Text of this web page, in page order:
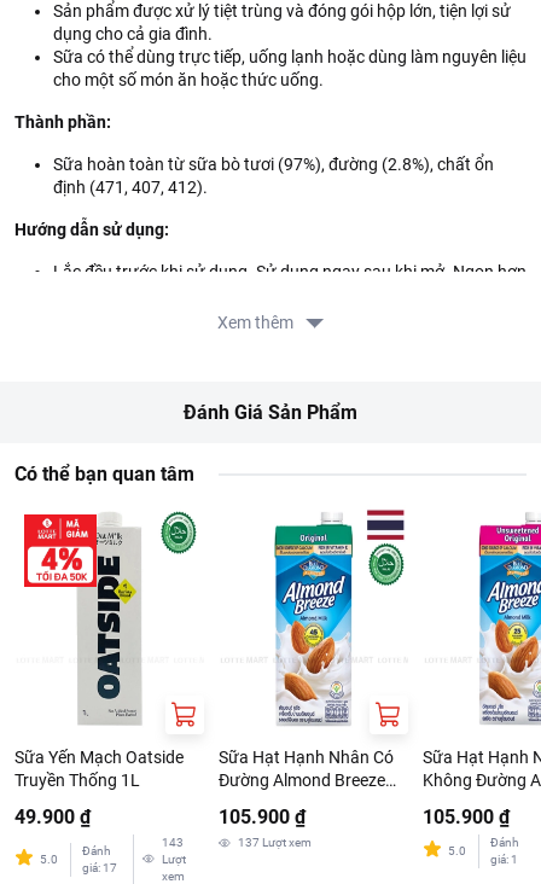
Sản phẩm được xử lý tiệt trùng và đóng gói hộp lớn, tiện lợi sử
dụng cho cả gia đình.
Sữa có thể dùng trực tiếp, uống lạnh hoặc dùng làm nguyên liệu
cho một số món ăn hoặc thức uống.
Thành phần:
Sữa hoàn toàn từ sữa bò tươi (97%), đường (2.8%), chất ổn
định (471, 407, 412).
Hướng dẫn sử dụng:
Lắc đều trước khi sử dụng. Sử dụng ngay sau khi mở. Ngon hơn
Thông tin nhà cung cấp:
Tên công ty:
CONG TY CP CHUOI THUC PHAM TH
Địa chỉ: 166 DUONG NGUYEN THAI HOC, P. QUANG TRUNG, TP
VINH, TINH NGHE AN, VIET NAM
Xem thêm
Đánh Giá Sản Phẩm
Có thể bạn quan tâm
Sữa Yến Mạch Oatside
Truyền Thống 1L
49.900 ₫
5.0
Đánh
giá: 17
143
Lượt
xem
Sữa Hạt Hạnh Nhân Có
Đường Almond Breeze
946ml
105.900 ₫
137 Lượt xem
Sữa Hạt Hạnh
Không Đường
946ml
105.900 ₫
5.0
Đánh
giá: 1